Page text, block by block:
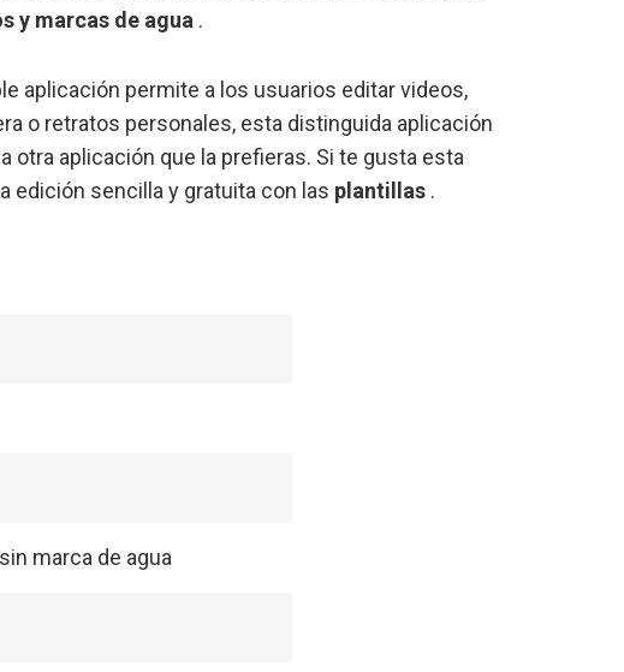
y marcas de agua .
aplicación permite a los usuarios editar videos,
o retratos personales, esta distinguida aplicación
otra aplicación que la prefieras. Si te gusta esta
edición sencilla y gratuita con las plantillas.
marca de agua